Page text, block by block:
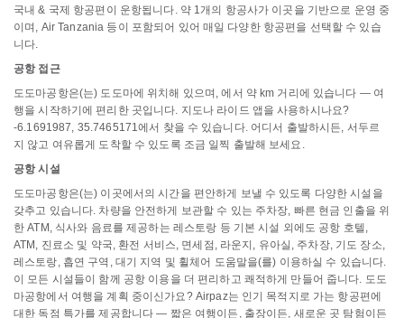
국내 & 국제 항공편이 운항됩니다. 약 1개의 항공사가 이곳을 기반으로 운영 중
이며, Air Tanzania 등이 포함되어 있어 매일 다양한 항공편을 선택할 수 있습
니다.
공항 접근
도도마공항은(는) 도도마에 위치해 있으며, 에서 약 km 거리에 있습니다 — 여
행을 시작하기에 편리한 곳입니다. 지도나 라이드 앱을 사용하시나요?
-6.1691987, 35.7465171에서 찾을 수 있습니다. 어디서 출발하시든, 서두르
지 않고 여유롭게 도착할 수 있도록 조금 일찍 출발해 보세요.
공항 시설
도도마공항은(는) 이곳에서의 시간을 편안하게 보낼 수 있도록 다양한 시설을
갖추고 있습니다. 차량을 안전하게 보관할 수 있는 주차장, 빠른 현금 인출을 위
한 ATM, 식사와 음료를 제공하는 레스토랑 등 기본 시설 외에도 공항 호텔,
ATM, 진료소 및 약국, 환전 서비스, 면세점, 라운지, 유아실, 주차장, 기도 장소,
레스토랑, 흡연 구역, 대기 지역 및 휠체어 도움말을(를) 이용하실 수 있습니다.
이 모든 시설들이 함께 공항 이용을 더 편리하고 쾌적하게 만들어 줍니다. 도도
마공항에서 여행을 계획 중이신가요? Airpaz는 인기 목적지로 가는 항공편에
대한 독점 특가를 제공합니다 — 짧은 여행이든, 출장이든, 새로운 곳 탐험이든